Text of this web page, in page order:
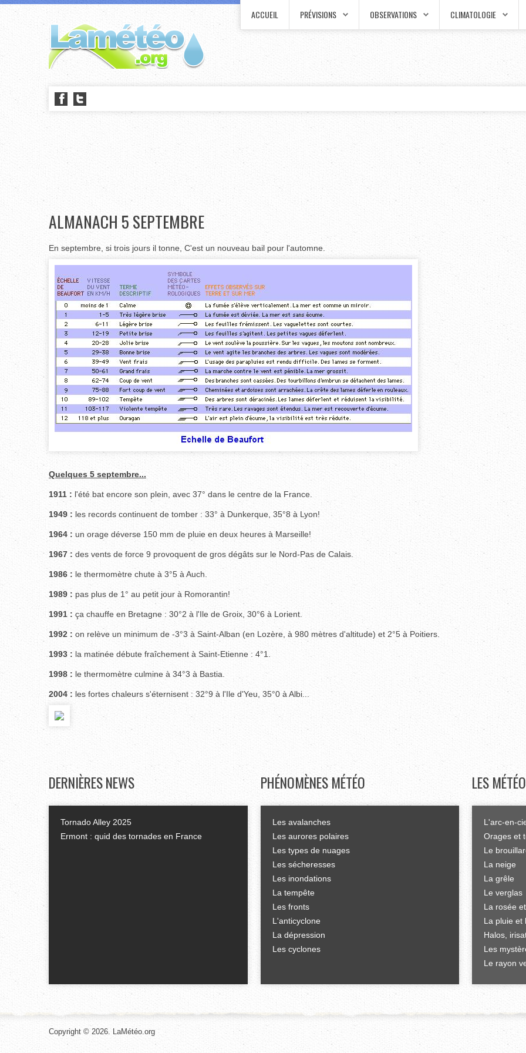
ACCUEIL PRÉVISIONS OBSERVATIONS CLIMATOLOGIE
ALMANACH 5 SEPTEMBRE
En septembre, si trois jours il tonne, C'est un nouveau bail pour l'automne.
Quelques 5 septembre...
1911 : l'été bat encore son plein, avec 37° dans le centre de la France.
1949 : les records continuent de tomber : 33° à Dunkerque, 35°8 à Lyon!
1964 : un orage déverse 150 mm de pluie en deux heures à Marseille!
1967 : des vents de force 9 provoquent de gros dégâts sur le Nord-Pas de Calais.
1986 : le thermomètre chute à 3°5 à Auch.
1989 : pas plus de 1° au petit jour à Romorantin!
1991 : ça chauffe en Bretagne : 30°2 à l'Ile de Groix, 30°6 à Lorient.
1992 : on relève un minimum de -3°3 à Saint-Alban (en Lozère, à 980 mètres d'altitude) et 2°5 à Poitiers.
1993 : la matinée débute fraîchement à Saint-Etienne : 4°1.
1998 : le thermomètre culmine à 34°3 à Bastia.
2004 : les fortes chaleurs s'éternisent : 32°9 à l'Ile d'Yeu, 35°0 à Albi...
DERNIÈRESNEWS
Tornado Alley 2025
Ermont : quid des tornades en France
PHÉNOMÈNESMÉTÉO
Les avalanches
Les aurores polaires
Les types de nuages
Les sécheresses
Les inondations
La tempête
Les fronts
L'anticyclone
La dépression
Les cyclones
LES
L'arc-en-
Orages et
Le
La neige
La grêle
Le verglas
La rosée
La pluie et
Halos,
Les
Le rayon
Copyright © 2026. LaMétéo.org